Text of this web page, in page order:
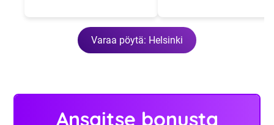
Varaa pöytä: Helsinki
Ansaitse bonusta